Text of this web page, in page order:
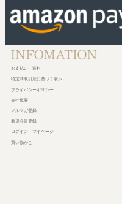
お支払い・送料
特定商取引法に基づく表示
プライバシーポリシー
会社概要
メルマガ登録
新規会員登録
ログイン・マイページ
買い物かご